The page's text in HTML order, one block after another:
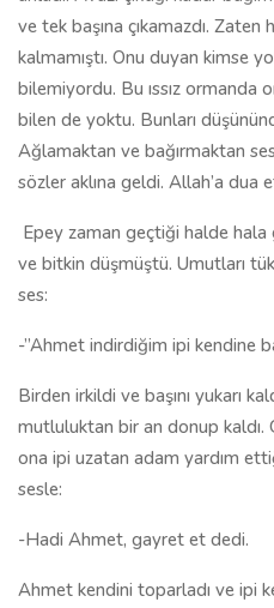
ve tek başına çıkamazdı.
kalmamıştı. Onu duyan kimse
bilemiyordu. Bu ıssız ormanda
bilen de yoktu. Bunları
Ağlamaktan ve bağırmaktan
sözler aklına geldi. Allah’a dua
Epey zaman geçtiği halde
ve bitkin düşmüştü. Umutları
ses:
-”Ahmet indirdiğim ipi kendine
Birden irkildi ve başını yukarı
mutluluktan bir an donup kaldı.
ona ipi uzatan adam yardım
sesle:
-Hadi Ahmet, gayret et dedi.
Ahmet kendini toparladı ve ipi